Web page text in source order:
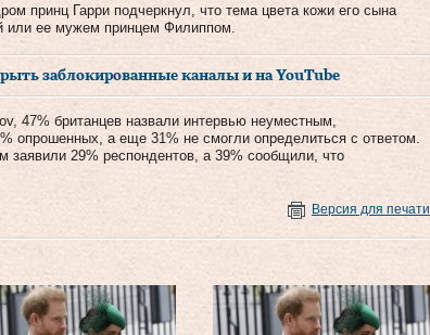
принц Гарри подчеркнул, что тема цвета кожи его сына
или ее мужем принцем Филиппом.
заблокированные каналы и на YouTube
47% британцев назвали интервью неуместным,
опрошенных, а еще 31% не смогли определиться с ответом.
заявили 29% респондентов, а 39% сообщили, что
Версия для печати